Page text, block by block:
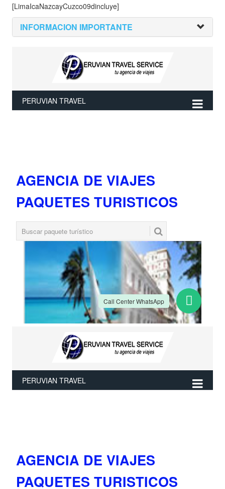
[LimaIcaNazcayCuzco09dincluye]
INFORMACION IMPORTANTE